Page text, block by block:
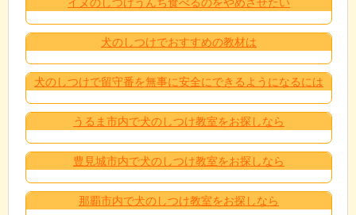
犬のしつけでおすすめの教材は
犬のしつけで留守番を無事に安全にできるようになるには
うるま市内で犬のしつけ教室をお探しなら
豊見城市内で犬のしつけ教室をお探しなら
那覇市内で犬のしつけ教室をお探しなら